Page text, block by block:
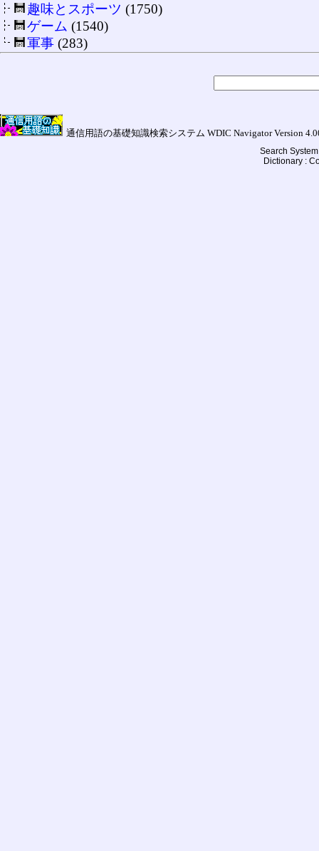
趣味とスポーツ (1750)
ゲーム (1540)
軍事 (283)
通信用語の基礎知識検索システム WDIC Navigator Version
Search
Dictionary :